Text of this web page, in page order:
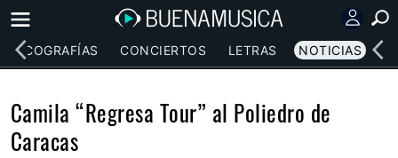
DISCOGRAFÍAS CONCIERTOS LETRAS NOTICIAS
Camila “Regresa Tour” al Poliedro de
Caracas